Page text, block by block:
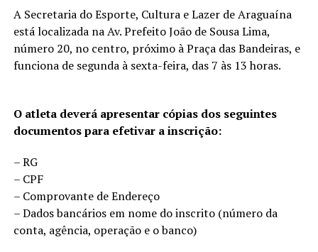
A Secretaria do Esporte, Cultura e Lazer de Araguaína
está localizada na Av. Prefeito João de Sousa Lima,
número 20, no centro, próximo à Praça das Bandeiras, e
funciona de segunda à sexta-feira, das 7 às 13 horas.
O atleta deverá apresentar cópias dos seguintes
documentos para efetivar a inscrição:
– RG
– CPF
– Comprovante de Endereço
– Dados bancários em nome do inscrito (número da
conta, agência, operação e o banco)